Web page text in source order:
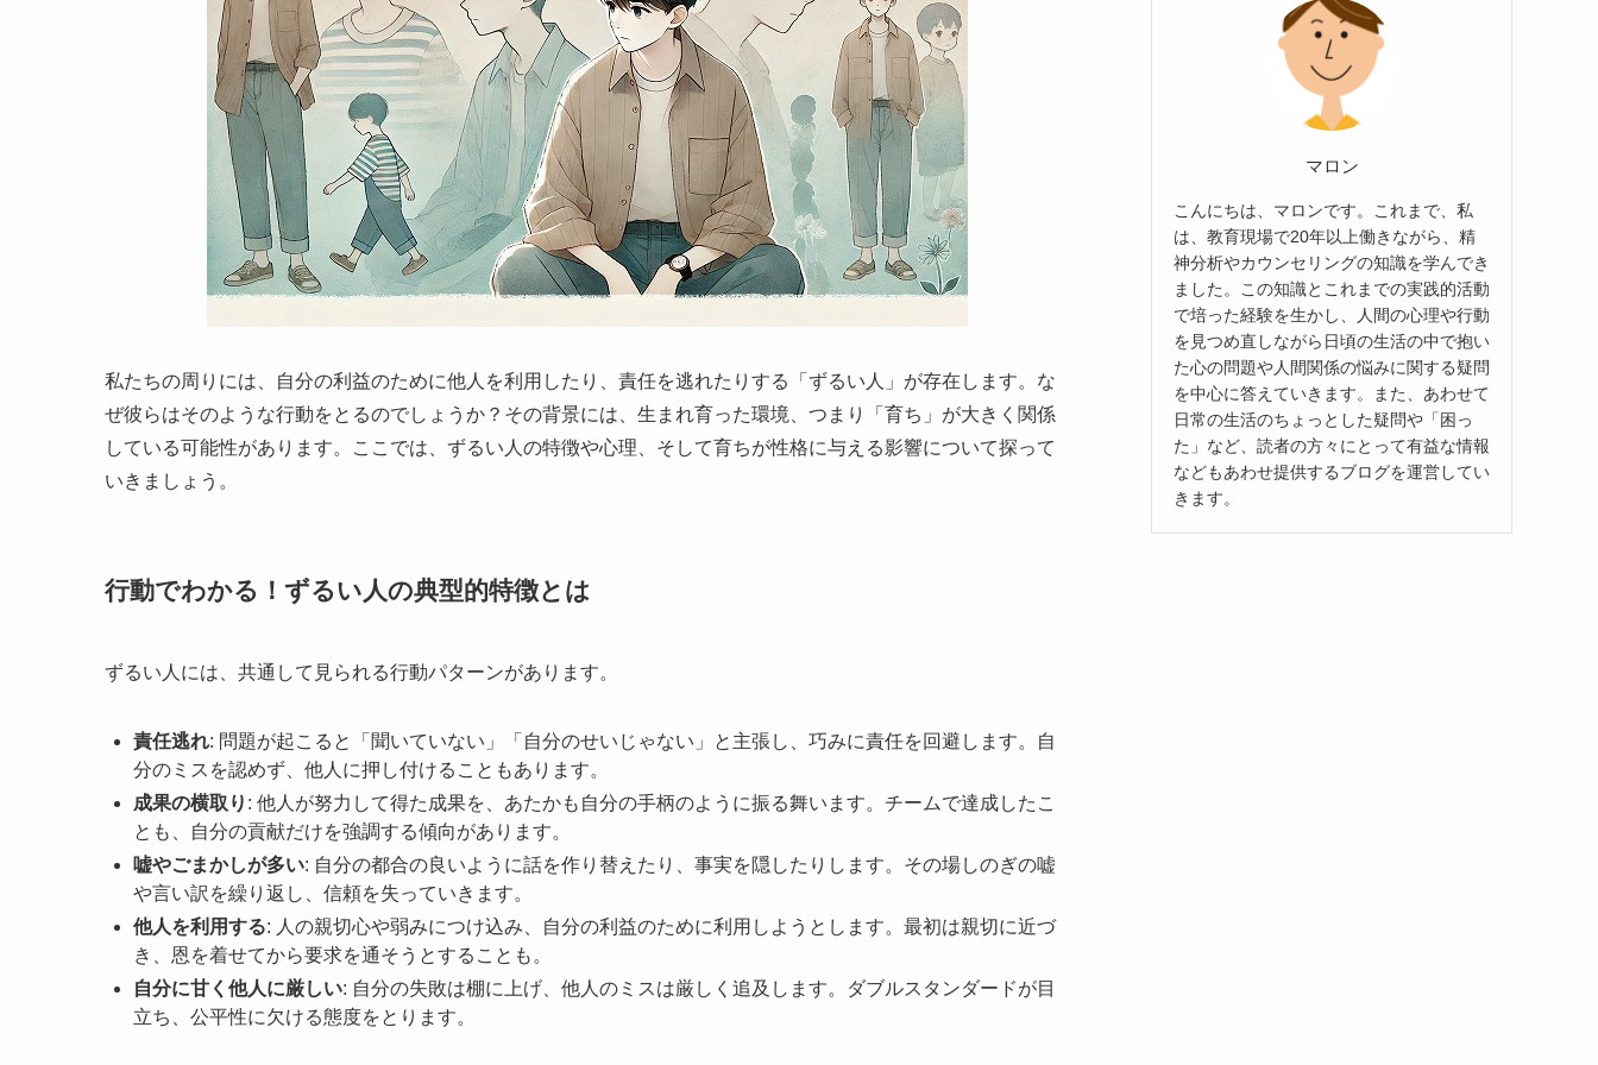
私たちの周りには、自分の利益のために他人を利用したり、責任を逃れたりする「ずるい人」が存在します。な
ぜ彼らはそのような行動をとるのでしょうか？その背景には、生まれ育った環境、つまり「育ち」が大きく関係
している可能性があります。ここでは、ずるい人の特徴や心理、そして育ちが性格に与える影響について探って
いきましょう。
行動でわかる！ずるい人の典型的特徴とは
ずるい人には、共通して見られる行動パターンがあります。
責任逃れ: 問題が起こると「聞いていない」「自分のせいじゃない」と主張し、巧みに責任を回避します。自
分のミスを認めず、他人に押し付けることもあります。
成果の横取り : 他人が努力して得た成果を、あたかも自分の手柄のように振る舞います。チームで達成したこ
とも、自分の貢献だけを強調する傾向があります。
嘘やごまかしが多い: 自分の都合の良いように話を作り替えたり、事実を隠したりします。その場しのぎの嘘
や言い訳を繰り返し、信頼を失っていきます。
他人を利用する: 人の親切心や弱みにつけ込み、自分の利益のために利用しようとします。最初は親切に近づ
き、恩を着せてから要求を通そうとすることも。
自分に甘く他人に厳しい: 自分の失敗は棚に上げ、他人のミスは厳しく追及します。ダブルスタンダードが目
立ち、公平性に欠ける態度をとります。
マロン
こんにちは、マロンです。これまで、私
は、教育現場で20年以上働きながら、精
神分析やカウンセリングの知識を学んでき
ました。この知識とこれまでの実践的活動
で培った経験を生かし、人間の心理や行動
を見つめ直しながら日頃の生活の中で抱い
た心の問題や人間関係の悩みに関する疑問
を中心に答えていきます。また、あわせて
日常の生活のちょっとした疑問や「困っ
た」など、読者の方々にとって有益な情報
などもあわせ提供するブログを運営してい
きます。